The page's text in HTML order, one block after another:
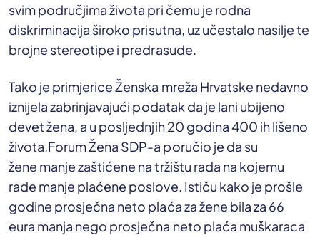
svim područjima života pri čemu je rodna
diskriminacija široko prisutna, uz učestalo nasilje te
brojne stereotipe i predrasude.
Tako je primjerice Ženska mreža Hrvatske nedavno
iznijela zabrinjavajući podatak da je lani ubijeno
devet žena, a u posljednjih 20 godina 400 ih lišeno
života.Forum Žena SDP-a poručio je da su
žene manje zaštićene na tržištu rada na kojemu
rade manje plaćene poslove. Ističu kako je prošle
godine prosječna neto plaća za žene bila za 66
eura manja nego prosječna neto plaća muškaraca